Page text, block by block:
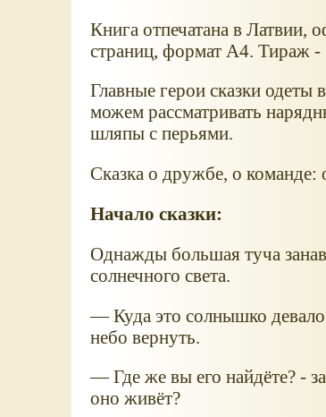
Книга отпечатана в Латвии,
страниц, формат А4. Тираж -
Главные герои сказки
можем рассматривать
шляпы с перьями.
Сказка о дружбе, о команде:
Начало сказки:
Однажды большая туча
солнечного света.
— Куда это солнышко
небо вернуть.
— Где же вы его найдёте? -
оно живёт?